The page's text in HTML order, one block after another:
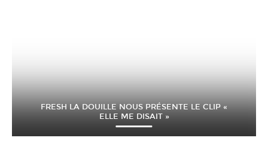
FRESH LA DOUILLE NOUS PRÉSENTE LE CLIP «
ELLE ME DISAIT »